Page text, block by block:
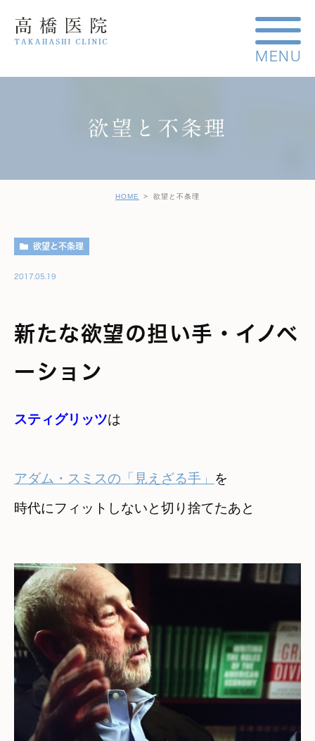
欲望と不条理
HOME 欲望と不条理
欲望と不条理
2017.05.19
新たな欲望の担い手・イノベ
ーション
スティグリッツは
アダム・スミスの「見えざる手」 を
時代にフィットしないと切り捨てたあと